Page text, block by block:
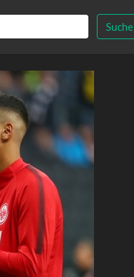
Suche